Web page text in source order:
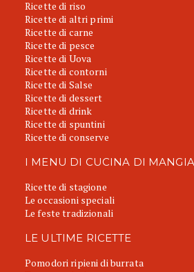
Ricette di riso
Ricette di altri primi
Ricette di carne
Ricette di pesce
Ricette di Uova
Ricette di contorni
Ricette di Salse
Ricette di dessert
Ricette di drink
Ricette di spuntini
Ricette di conserve
I MENU DI CUCINA DI
Ricette di stagione
Le occasioni speciali
Le feste tradizionali
LE ULTIME RICETTE
Pomodori ripieni di burrata